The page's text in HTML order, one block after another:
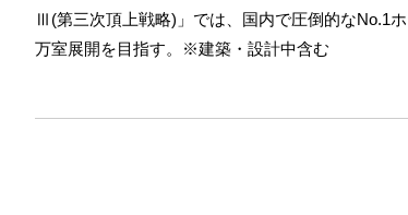
Ⅲ(第三次頂上戦略)」では、国内で圧倒的なNo.1
万室展開を目指す。※建築・設計中含む